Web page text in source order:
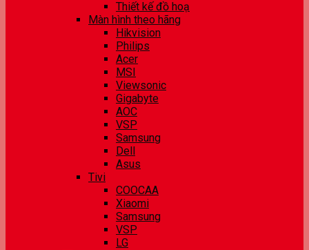
Thiết kế đồ hoạ
Màn hình theo hãng
Hikvision
Philips
Acer
MSI
Viewsonic
Gigabyte
AOC
VSP
Samsung
Dell
Asus
Tivi
COOCAA
Xiaomi
Samsung
VSP
LG